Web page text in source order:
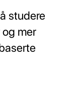
studere
mer